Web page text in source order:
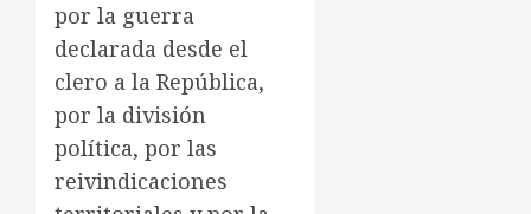
por la guerra
declarada desde el
clero a la República,
por la división
política, por las
reivindicaciones